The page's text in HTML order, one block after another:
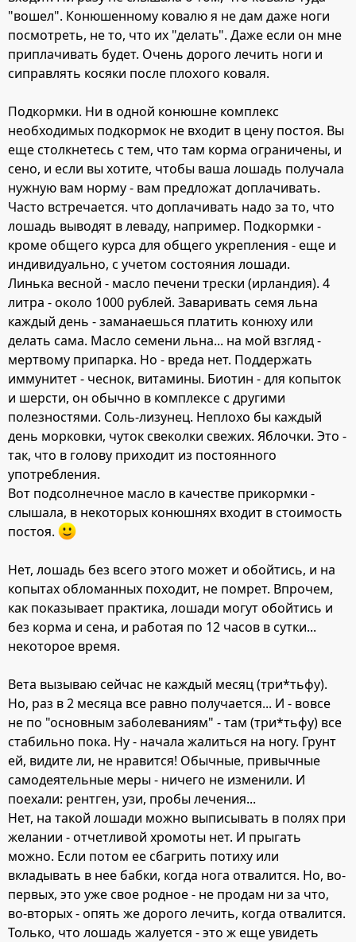
"вошел". Конюшенному ковалю я не дам даже ноги
посмотреть, не то, что их "делать". Даже если он мне
приплачивать будет. Очень дорого лечить ноги и
сиправлять косяки после плохого коваля.
Подкормки. Ни в одной конюшне комплекс
необходимых подкормок не входит в цену постоя. Вы
еще столкнетесь с тем, что там корма ограничены, и
сено, и если вы хотите, чтобы ваша лошадь получала
нужную вам норму - вам предложат доплачивать.
Часто встречается. что доплачивать надо за то, что
лошадь выводят в леваду, например. Подкормки -
кроме общего курса для общего укрепления - еще и
индивидуально, с учетом состояния лошади.
Линька весной - масло печени трески (ирландия). 4
литра - около 1000 рублей. Заваривать семя льна
каждый день - заманаешься платить конюху или
делать сама. Масло семени льна... на мой взгляд -
мертвому припарка. Но - вреда нет. Поддержать
иммунитет - чеснок, витамины. Биотин - для копыток
и шерсти, он обычно в комплексе с другими
полезностями. Соль-лизунец. Неплохо бы каждый
день морковки, чуток свеколки свежих. Яблочки. Это -
так, что в голову приходит из постоянного
употребления.
Вот подсолнечное масло в качестве прикормки -
слышала, в некоторых конюшнях входит в стоимость
постоя.
Нет, лошадь без всего этого может и обойтись, и на
копытах обломанных походит, не помрет. Впрочем,
как показывает практика, лошади могут обойтись и
без корма и сена, и работая по 12 часов в сутки...
некоторое время.
Вета вызываю сейчас не каждый месяц (три*тьфу).
Но, раз в 2 месяца все равно получается... И - вовсе
не по "основным заболеваниям" - там (три*тьфу) все
стабильно пока. Ну - начала жалиться на ногу. Грунт
ей, видите ли, не нравится! Обычные, привычные
самодеятельные меры - ничего не изменили. И
поехали: рентген, узи, пробы лечения...
Нет, на такой лошади можно выписывать в полях при
желании - отчетливой хромоты нет. И прыгать
можно. Если потом ее сбагрить потиху или
вкладывать в нее бабки, когда нога отвалится. Но, во-
первых, это уже свое родное - не продам ни за что,
во-вторых - опять же дорого лечить, когда отвалится.
Только, что лошадь жалуется - это ж еще увидеть